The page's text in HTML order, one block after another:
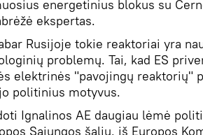
energetinius blokus su
ekspertas.
Rusijoje tokie reaktoriai yra
problemų. Tai, kad ES
elektrinės "pavojingų reaktorių"
politinius motyvus.
Ignalinos AE daugiau lėmė
Sąjungos šalių, iš Europos